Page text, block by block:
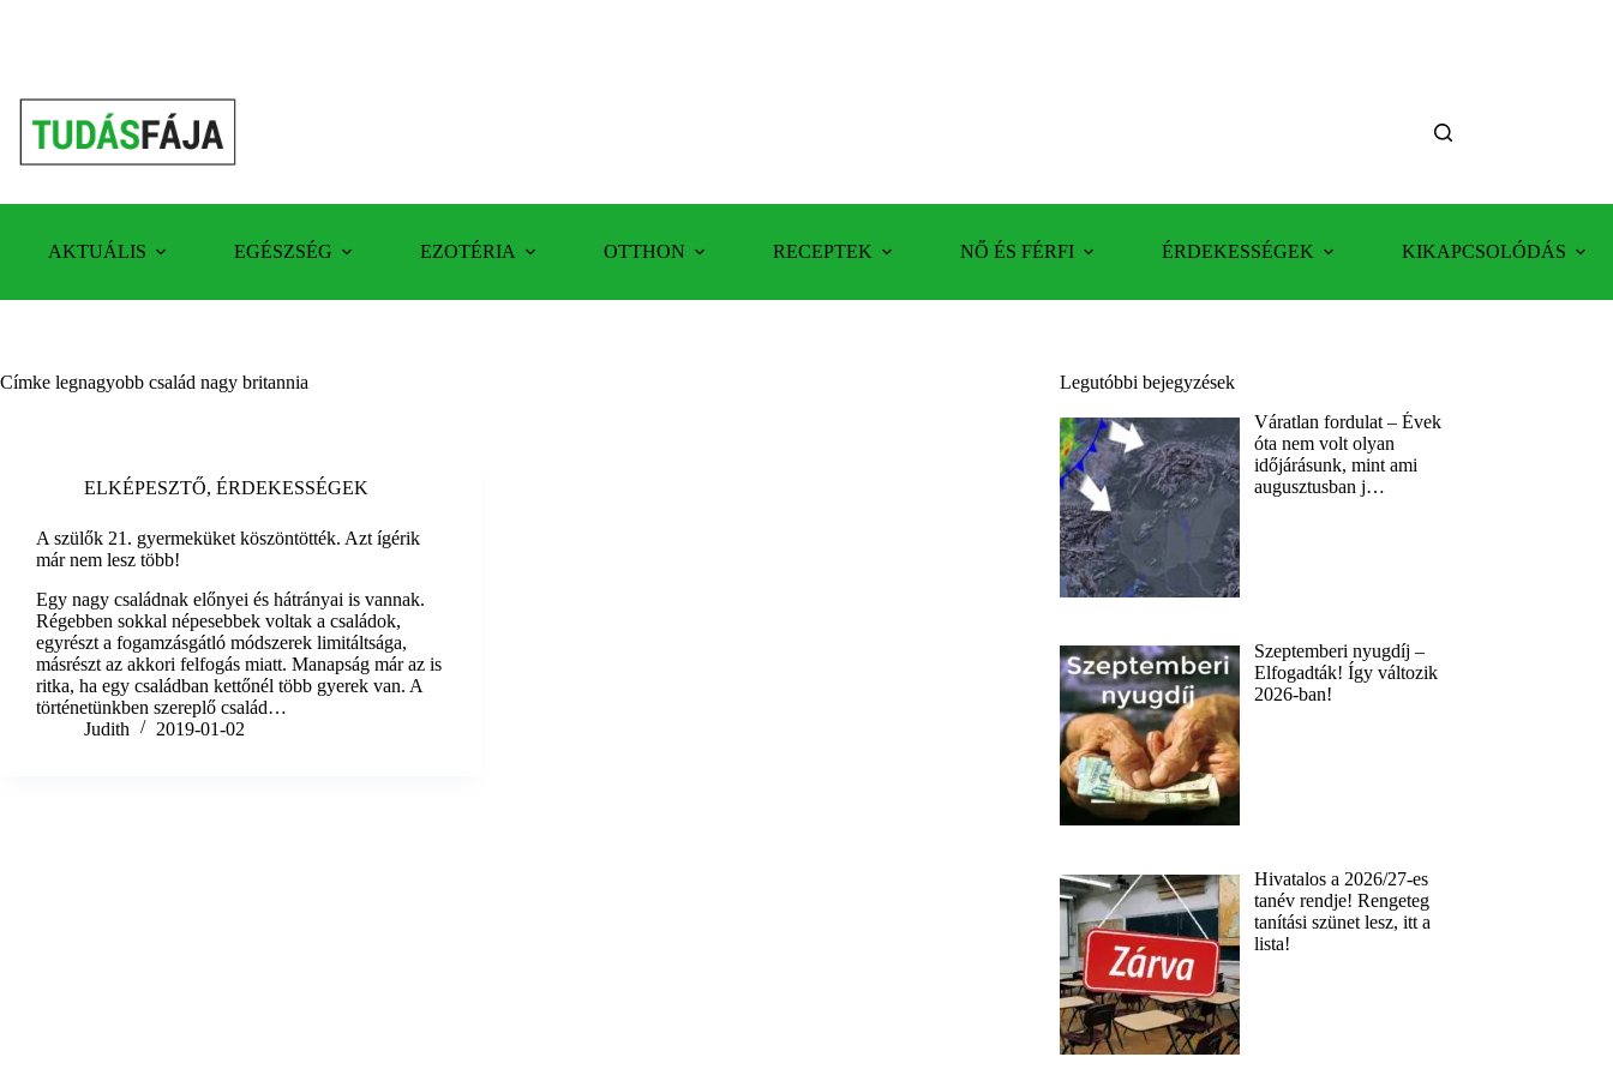
AKTUÁLIS EGÉSZSÉG EZOTÉRIA OTTHON RECEPTEK NŐ ÉS FÉRFI ÉRDEKESSÉGEK KIKAPCSOLÓDÁS
Címke legnagyobb család nagy britannia
ELKÉPESZTŐ, ÉRDEKESSÉGEK
A szülők 21. gyermeküket köszöntötték. Azt ígérik
már nem lesz több!
Egy nagy családnak előnyei és hátrányai is vannak.
Régebben sokkal népesebbek voltak a családok,
egyrészt a fogamzásgátló módszerek limitáltsága,
másrészt az akkori felfogás miatt. Manapság már az is
ritka, ha egy családban kettőnél több gyerek van. A
történetünkben szereplő család…
Judith
2019-01-02
Legutóbbi bejegyzések
Váratlan fordulat – Évek
óta nem volt olyan
időjárásunk, mint ami
augusztusban j…
Szeptemberi nyugdíj –
Elfogadták! Így változik
2026-ban!
Hivatalos a 2026/27-es
tanév rendje! Rengeteg
tanítási szünet lesz, itt a
lista!